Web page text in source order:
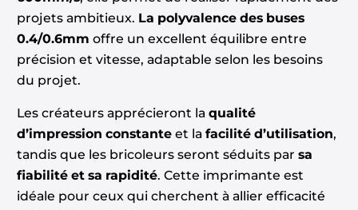
projets ambitieux. La polyvalence des buses
0.4/0.6mm offre un excellent équilibre entre
précision et vitesse, adaptable selon les besoins
du projet.
Les créateurs apprécieront la qualité
d’impression constanteet la facilité d’utilisation,
tandis que les bricoleurs seront séduits par sa
fiabilité et sa rapidité. Cette imprimante est
idéale pour ceux qui cherchent à allier efficacité